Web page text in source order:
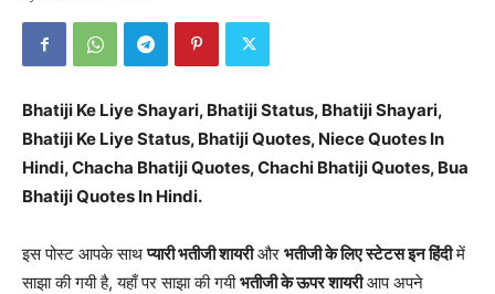
Bhatiji Ke Liye Shayari, Bhatiji Status, Bhatiji Shayari,
Bhatiji Ke Liye Status, Bhatiji Quotes, Niece Quotes In
Hindi, Chacha Bhatiji Quotes, Chachi Bhatiji Quotes, Bua
Bhatiji Quotes In Hindi.
इस पोस्ट आपके साथप्यारी भतीजी शायरीऔर भतीजी के लिए स्टेटस इन हिंदीमें
साझा की गयी है, यहाँ पर साझा की गयीभतीजी के ऊपर शायरीआप अपने